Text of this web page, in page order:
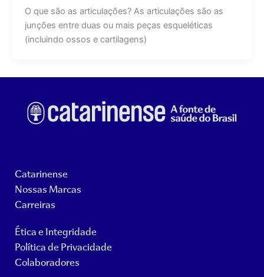
O que são as articulações? As articulações são as
junções entre duas ou mais peças esqueléticas
(incluindo ossos e cartilagens)
Catarinense
Nossas Marcas
Carreiras
Ética e Integridade
Política de Privacidade
Colaboradores